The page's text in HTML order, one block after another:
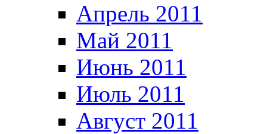
Апрель 2011
Май 2011
Июнь 2011
Июль 2011
Август 2011